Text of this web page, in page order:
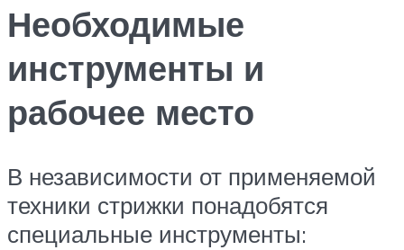
Необходимые
инструменты и
рабочее место
В независимости от применяемой
техники стрижки понадобятся
специальные инструменты: